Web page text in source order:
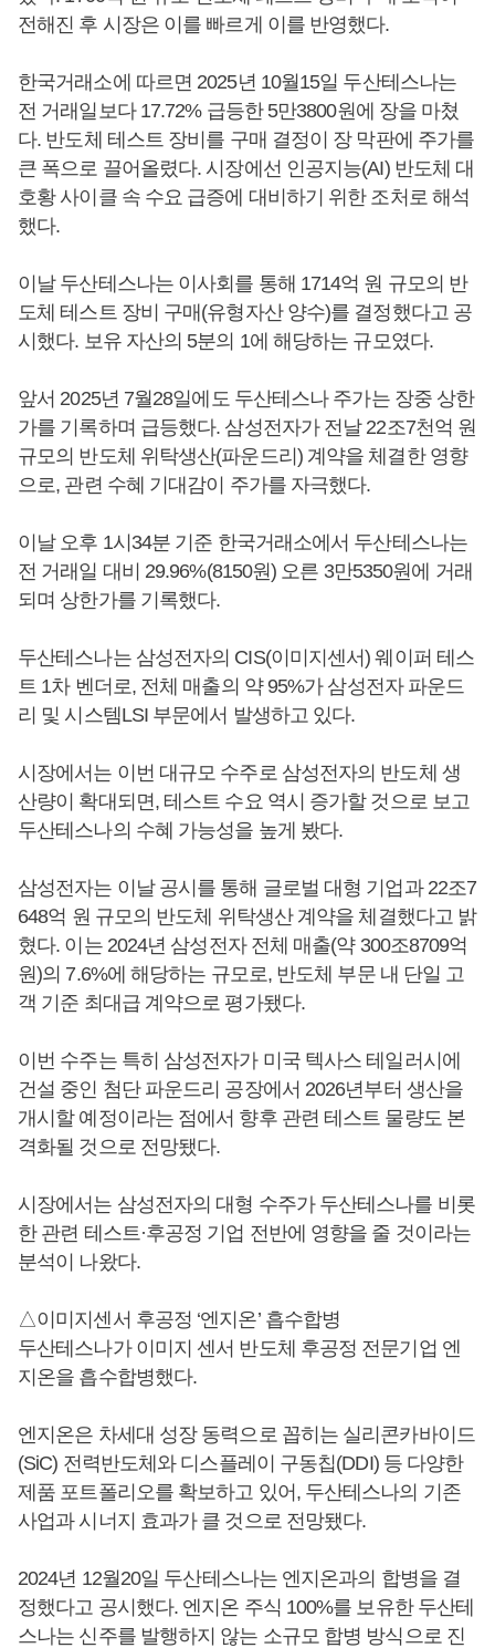
전해진 후 시장은 이를 빠르게 이를 반영했다.
한국거래소에 따르면 2025년 10월15일 두산테스나는
전 거래일보다 17.72% 급등한 5만3800원에 장을 마쳤
다. 반도체 테스트 장비를 구매 결정이 장 막판에 주가를
큰 폭으로 끌어올렸다. 시장에선 인공지능(AI) 반도체 대
호황 사이클 속 수요 급증에 대비하기 위한 조처로 해석
했다.
이날 두산테스나는 이사회를 통해 1714억 원 규모의 반
도체 테스트 장비 구매(유형자산 양수)를 결정했다고 공
시했다. 보유 자산의 5분의 1에 해당하는 규모였다.
앞서 2025년 7월28일에도 두산테스나 주가는 장중 상한
가를 기록하며 급등했다. 삼성전자가 전날 22조7천억 원
규모의 반도체 위탁생산(파운드리) 계약을 체결한 영향
으로, 관련 수혜 기대감이 주가를 자극했다.
이날 오후 1시34분 기준 한국거래소에서 두산테스나는
전 거래일 대비 29.96%(8150원) 오른 3만5350원에 거래
되며 상한가를 기록했다.
두산테스나는 삼성전자의 CIS(이미지센서) 웨이퍼 테스
트 1차 벤더로, 전체 매출의 약 95%가 삼성전자 파운드
리 및 시스템LSI 부문에서 발생하고 있다.
시장에서는 이번 대규모 수주로 삼성전자의 반도체 생
산량이 확대되면, 테스트 수요 역시 증가할 것으로 보고
두산테스나의 수혜 가능성을 높게 봤다.
삼성전자는 이날 공시를 통해 글로벌 대형 기업과 22조7
648억 원 규모의 반도체 위탁생산 계약을 체결했다고 밝
혔다. 이는 2024년 삼성전자 전체 매출(약 300조8709억
원)의 7.6%에 해당하는 규모로, 반도체 부문 내 단일 고
객 기준 최대급 계약으로 평가됐다.
이번 수주는 특히 삼성전자가 미국 텍사스 테일러시에
건설 중인 첨단 파운드리 공장에서 2026년부터 생산을
개시할 예정이라는 점에서 향후 관련 테스트 물량도 본
격화될 것으로 전망됐다.
시장에서는 삼성전자의 대형 수주가 두산테스나를 비롯
한 관련 테스트·후공정 기업 전반에 영향을 줄 것이라는
분석이 나왔다.
△이미지센서 후공정 ‘엔지온’ 흡수합병
두산테스나가 이미지 센서 반도체 후공정 전문기업 엔
지온을 흡수합병했다.
엔지온은 차세대 성장 동력으로 꼽히는 실리콘카바이드
(SiC) 전력반도체와 디스플레이 구동칩(DDI) 등 다양한
제품 포트폴리오를 확보하고 있어, 두산테스나의 기존
사업과 시너지 효과가 클 것으로 전망됐다.
2024년 12월20일 두산테스나는 엔지온과의 합병을 결
정했다고 공시했다. 엔지온 주식 100%를 보유한 두산테
스나는 신주를 발행하지 않는 소규모 합병 방식으로 진